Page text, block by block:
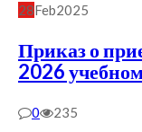
28Feb2025
Приказ о
2026
0 235